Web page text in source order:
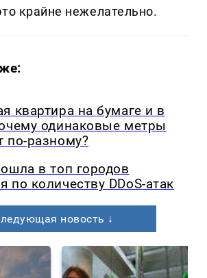
крайне нежелательно.
квартира на бумаге и в
одинаковые метры
по-разному?
в топ городов
по количеству DDoS-атак
новость ↓